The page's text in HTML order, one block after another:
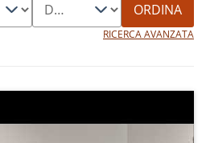
ORDINA
RICERCA AVANZATA